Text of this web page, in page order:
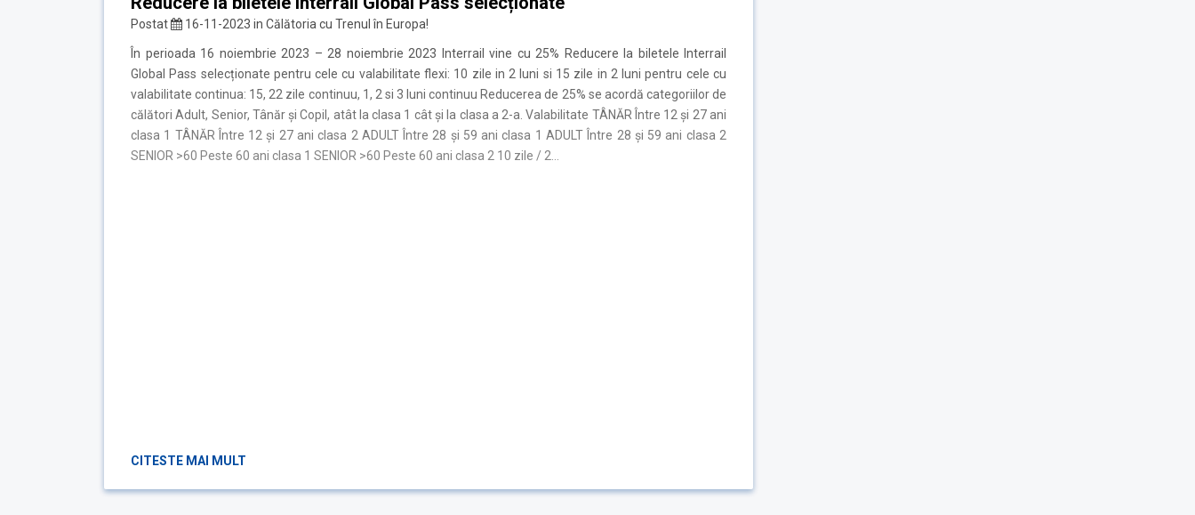
Postat 16-11-2023 in Călătoria cu Trenul în Europa!
În perioada 16 noiembrie 2023 – 28 noiembrie 2023 Interrail vine cu 25% Reducere la biletele Interrail
Global Pass selecționate pentru cele cu valabilitate flexi: 10 zile in 2 luni si 15 zile in 2 luni pentru cele cu
valabilitate continua: 15, 22 zile continuu, 1, 2 si 3 luni continuu Reducerea de 25% se acordă categoriilor de
călători Adult, Senior, Tânăr și Copil, atât la clasa 1 cât și la clasa a 2-a. Valabilitate TÂNĂR Între 12 și 27 ani
clasa 1 TÂNĂR Între 12 și 27 ani clasa 2 ADULT Între 28 și 59 ani clasa 1 ADULT Între 28 și 59 ani clasa 2
SENIOR >60 Peste 60 ani clasa 1 SENIOR >60 Peste 60 ani clasa 2 10 zile / 2…
CITESTE MAI MULT